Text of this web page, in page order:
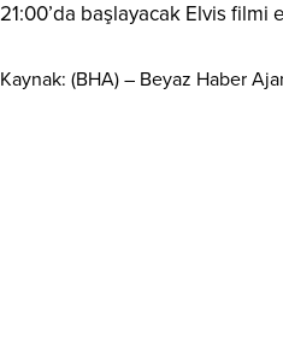
21:00’da başlayacak Elvis filmi
Kaynak: (BHA) – Beyaz Haber